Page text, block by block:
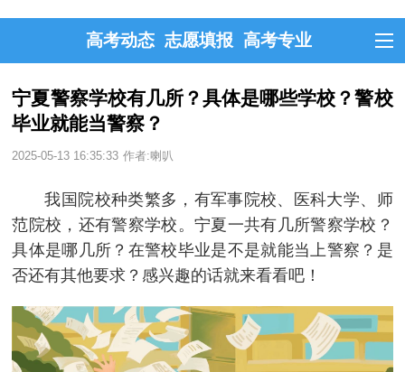
高考动态 志愿填报 高考专业
宁夏警察学校有几所？具体是哪些学校？警校
毕业就能当警察？
2025-05-13 16:35:33 作者:喇叭
我国院校种类繁多，有军事院校、医科大学、师
范院校，还有警察学校。宁夏一共有几所警察学校？
具体是哪几所？在警校毕业是不是就能当上警察？是
否还有其他要求？感兴趣的话就来看看吧！